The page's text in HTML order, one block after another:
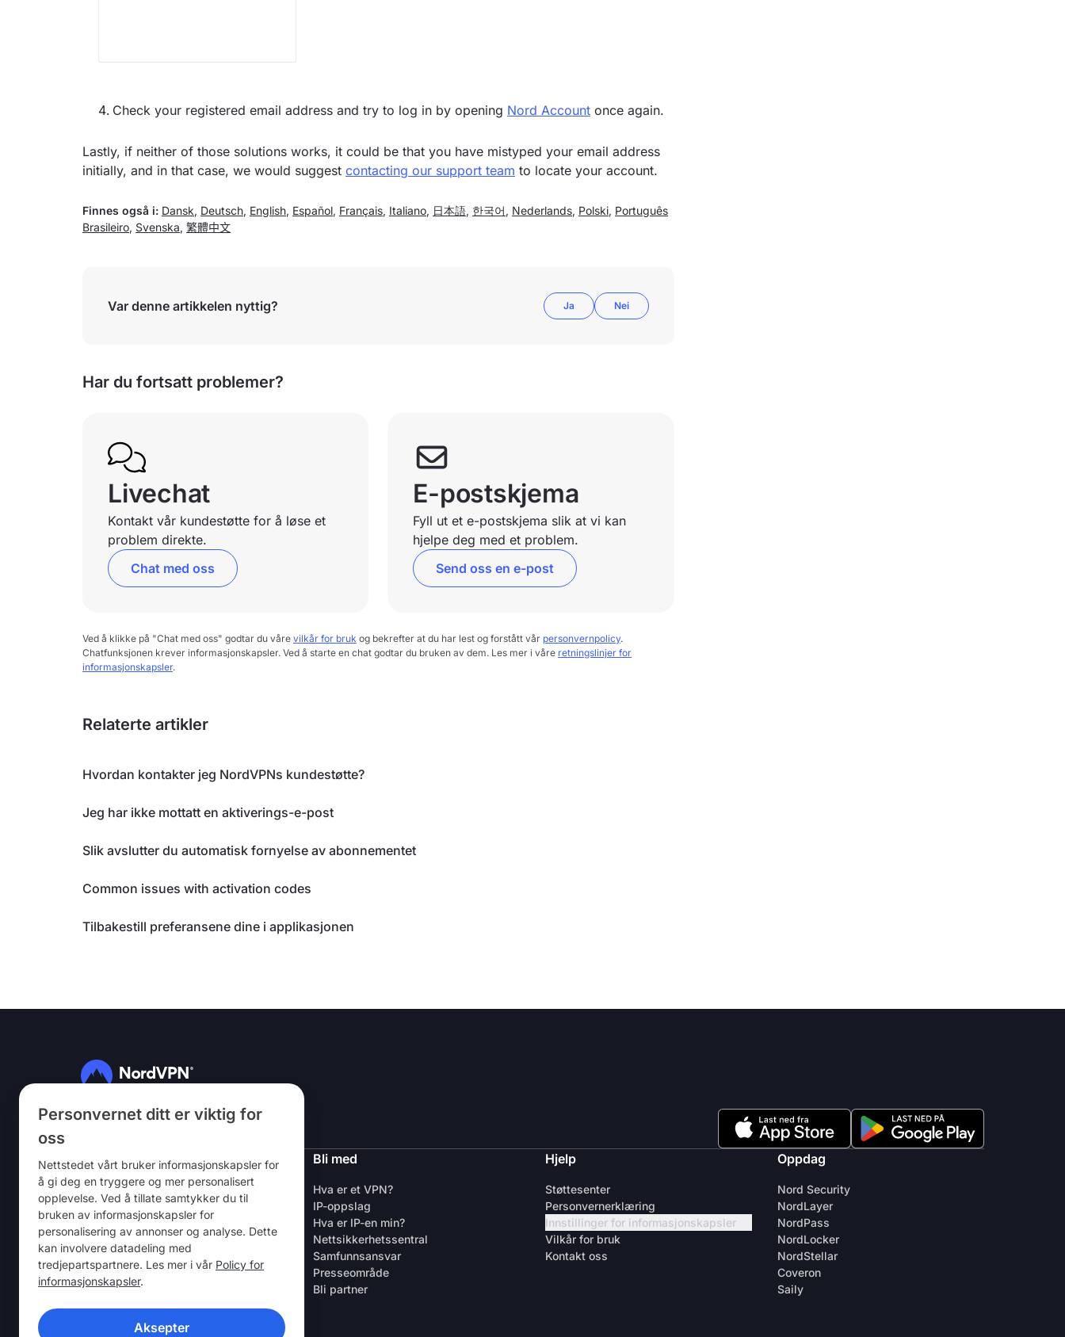
Personvernet ditt er viktig for
oss
Nettstedet vårt bruker informasjonskapsler for
å gi deg en tryggere og mer personalisert
opplevelse. Ved å tillate samtykker du til
bruken av informasjonskapsler for
personalisering av annonser og analyse. Dette
kan involvere datadeling med
tredjepartspartnere. Les mer i vår Policy for
informasjonskapsler.
Aksepter
Check your registered email address and try to log in by opening Nord Account once again.
Lastly, if neither of those solutions works, it could be that you have mistyped your email address
initially, and in that case, we would suggest contacting our support team to locate your account.
Finnes også i: Dansk, Deutsch, English, Español, Français, Italiano, 日本語, 한국어 , Nederlands, Polski, Português
Brasileiro, Svenska, 繁體中文
Var denne artikkelen nyttig? Ja Nei
Har du fortsatt problemer?
Livechat
Kontakt vår kundestøtte for å løse et
problem direkte.
Chat med oss
E-postskjema
Fyll ut et e-postskjema slik at vi kan
hjelpe deg med et problem.
Send oss en e-post
Ved å klikke på "Chat med oss" godtar du våre vilkår for bruk og bekrefter at du har lest og forstått vår personvernpolicy.
Chatfunksjonen krever informasjonskapsler. Ved å starte en chat godtar du bruken av dem. Les mer i våre retningslinjer for
informasjonskapsler.
Relaterte artikler
Hvordan kontakter jeg NordVPNs kundestøtte?
Jeg har ikke mottatt en aktiverings-e-post
Slik avslutter du automatisk fornyelse av abonnementet
Common issues with activation codes
Tilbakestill preferansene dine i applikasjonen
Følg oss
NordVPN
Om oss
Karriere
VPN – kostnadsfri prøveversjon
VPN-rutere
Anmeldelser
Rabatt for studenter og ansatte
Hvor kan det kjøpes
Verv en venn
Bli med
Hva er et VPN?
IP-oppslag
Hva er IP-en min?
Nettsikkerhetssentral
Samfunnsansvar
Presseområde
Bli partner
Hjelp
Støttesenter
Personvernerklæring
Innstillinger for informasjonskapsler
Vilkår for bruk
Kontakt oss
Oppdag
Nord Security
NordLayer
NordPass
NordLocker
NordStellar
Coveron
Saily
VPN-APPER